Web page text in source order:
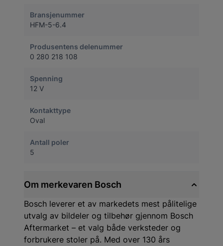
Bransjenummer
HFM-5-6.4
Produsentens delenummer
0 280 218 108
Spenning
12 V
Kontakttype
Oval
Antall poler
5
Om merkevaren Bosch
Bosch leverer et av markedets mest pålitelige
utvalg av bildeler og tilbehør gjennom Bosch
Aftermarket – et valg både verksteder og
forbrukere stoler på. Med over 130 års